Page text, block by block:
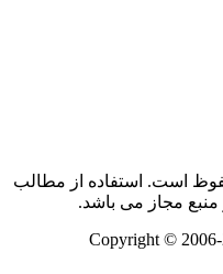
است. استفاده از مطالب
مجاز می باشد.
Copyright ©